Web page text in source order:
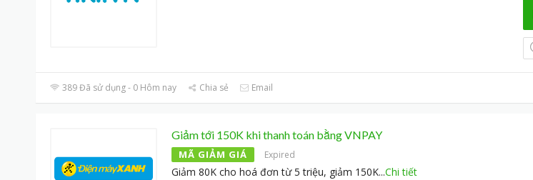
389 Đã sử dụng - 0 Hôm nay Chia sẻ Email
Giảm tới 150K khi thanh toán bằng VNPAY
MÃ GIẢM GIÁ Expired
Giảm 80K cho hoá đơn từ 5 triệu, giảm 150K...Chi tiết